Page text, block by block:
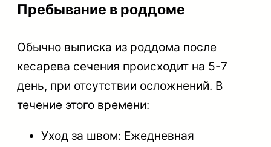
Пребывание в роддоме
Обычно выписка из роддома после
кесарева сечения происходит на 5-7
день, при отсутствии осложнений. В
течение этого времени:
Уход за швом: Ежедневная